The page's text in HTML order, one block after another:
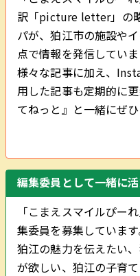
訳「picture letter」の
パが、狛江市の施設や
点で情報を発信してい
様々な記事に加え、
用した記事も定期的に
てねっと』と一緒にぜ
編集委員として一緒に
「こまえスマイルぴー
集委員を募集しています
狛江の魅力を伝えたい
が欲しい、狛江の子育